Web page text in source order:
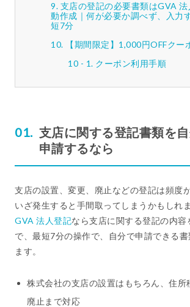
支店の登記の必要書類はGVA 法
動作成｜何が必要か調べず、入力
短7分
【期間限定】1,000円OFFクー
クーポン利用手順
支店に関する登記書類を自
申請するなら
支店の設置、変更、廃止などの登記は頻度
いざ発生すると手間取ってしまうかもしれま
GVA 法人登記なら支店に関する登記の内容
で、最短7分の操作で、自分で申請できる
ます。
株式会社の支店の設置はもちろん、住所
廃止まで対応